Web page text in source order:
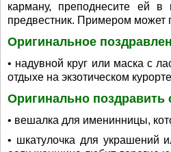
карману, преподнесите ей
предвестник. Примером может
Оригинальное
• надувной круг или маска с
отдыхе на экзотическом
Оригинально поздравить
• вешалка для именинницы,
• шкатулочка для украшений